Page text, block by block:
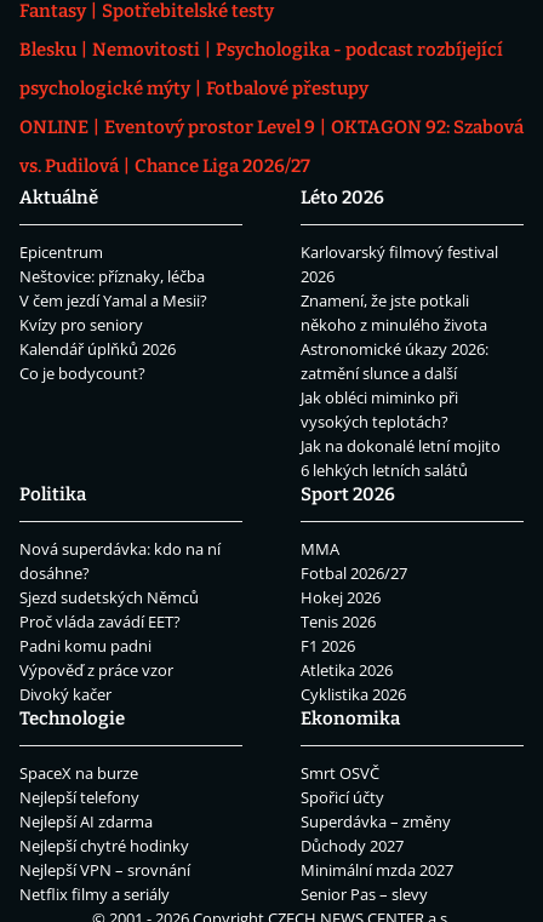
Fantasy
Spotřebitelské testy
Blesku
Nemovitosti
Psychologika - podcast rozbíjející
psychologické mýty
Fotbalové přestupy
ONLINE
Eventový prostor Level 9
OKTAGON 92: Szabová
vs. Pudilová
Chance Liga 2026/27
Aktuálně
Epicentrum
Neštovice: příznaky, léčba
V čem jezdí Yamal a Mesii?
Kvízy pro seniory
Kalendář úplňků 2026
Co je bodycount?
Léto 2026
Karlovarský filmový festival
2026
Znamení, že jste potkali
někoho z minulého života
Astronomické úkazy 2026:
zatmění slunce a další
Jak obléci miminko při
vysokých teplotách?
Jak na dokonalé letní mojito
6 lehkých letních salátů
Politika
Nová superdávka: kdo na ní
dosáhne?
Sjezd sudetských Němců
Proč vláda zavádí EET?
Padni komu padni
Výpověď z práce vzor
Divoký kačer
Sport 2026
MMA
Fotbal 2026/27
Hokej 2026
Tenis 2026
F1 2026
Atletika 2026
Cyklistika 2026
Technologie
SpaceX na burze
Nejlepší telefony
Nejlepší AI zdarma
Nejlepší chytré hodinky
Nejlepší VPN – srovnání
Netflix filmy a seriály
Ekonomika
Smrt OSVČ
Spořicí účty
Superdávka – změny
Důchody 2027
Minimální mzda 2027
Senior Pas – slevy